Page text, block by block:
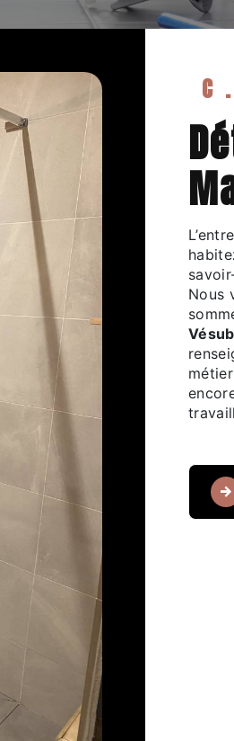
détection fuites à Saint-
Nous